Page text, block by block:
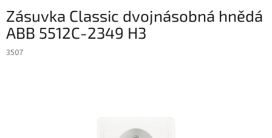
Zásuvka Classic dvojnásobná hnědá
ABB 5512C-2349 H3
3507